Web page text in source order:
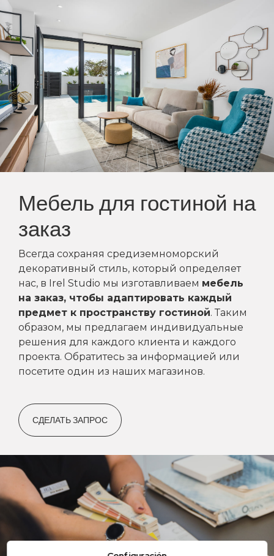
Мебель для гостиной на
заказ
Всегда сохраняя средиземноморский
декоративный стиль, который определяет
нас, в Irel Studio мы изготавливаем мебель
на заказ, чтобы адаптировать каждый
предмет к пространству гостиной. Таким
образом, мы предлагаем индивидуальные
решения для каждого клиента и каждого
проекта. Обратитесь за информацией или
посетите один из наших магазинов.
СДЕЛАТЬ ЗАПРОС